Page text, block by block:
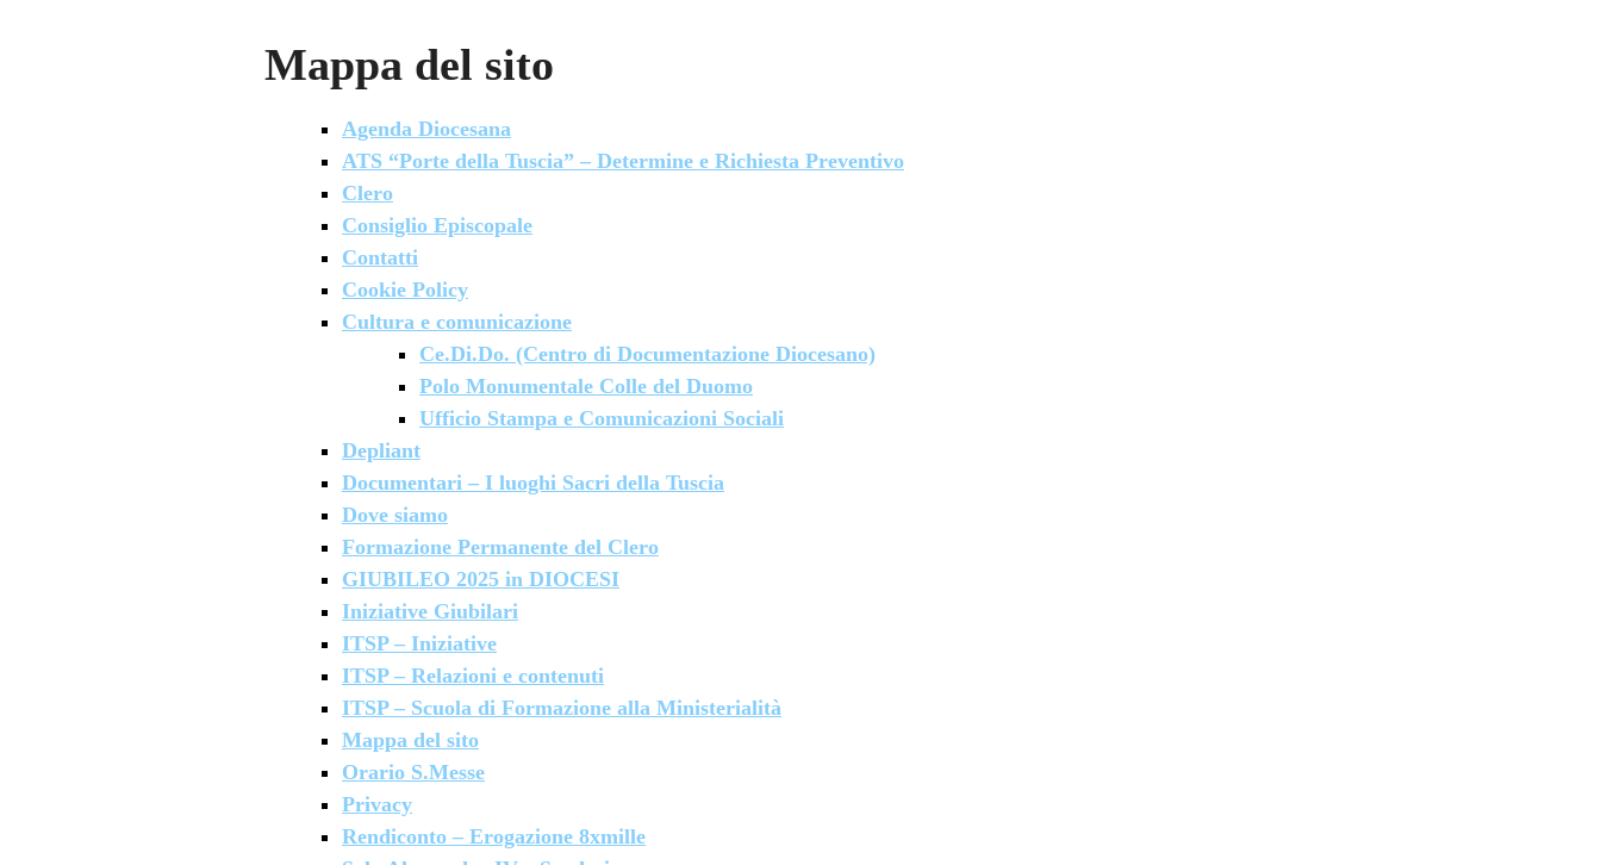
Mappa del sito
Agenda Diocesana
ATS “Porte della Tuscia” – Determine e Richiesta Preventivo
Clero
Consiglio Episcopale
Contatti
Cookie Policy
Cultura e comunicazione
Ce.Di.Do. (Centro di Documentazione Diocesano)
Polo Monumentale Colle del Duomo
Ufficio Stampa e Comunicazioni Sociali
Depliant
Documentari – I luoghi Sacri della Tuscia
Dove siamo
Formazione Permanente del Clero
GIUBILEO 2025 in DIOCESI
Iniziative Giubilari
ITSP – Iniziative
ITSP – Relazioni e contenuti
ITSP – Scuola di Formazione alla Ministerialità
Mappa del sito
Orario S.Messe
Privacy
Rendiconto – Erogazione 8xmille